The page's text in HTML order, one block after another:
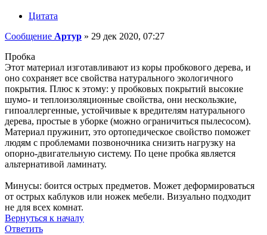
Цитата
Сообщение Артур » 29 дек 2020, 07:27
Пробка
Этот материал изготавливают из коры пробкового дерева, и
оно сохраняет все свойства натурального экологичного
покрытия. Плюс к этому: у пробковых покрытий высокие
шумо- и теплоизоляционные свойства, они нескользкие,
гипоаллергенные, устойчивые к вредителям натурального
дерева, простые в уборке (можно ограничиться пылесосом).
Материал пружинит, это ортопедическое свойство поможет
людям с проблемами позвоночника снизить нагрузку на
опорно-двигательную систему. По цене пробка является
альтернативой ламинату.
Минусы: боится острых предметов. Может деформироваться
от острых каблуков или ножек мебели. Визуально подходит
не для всех комнат.
Вернуться к началу
Ответить
Ответить